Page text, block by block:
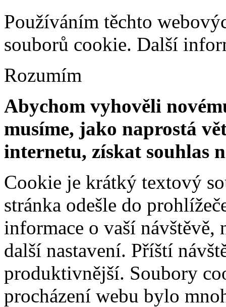
Používáním těchto
souborů cookie. Další
Rozumím
Abychom vyhověli
musíme, jako naprostá
internetu, získat souhlas
Cookie je krátký textový
stránka odešle do
informace o vaší
další nastavení. Příští
produktivnější. Soubory
procházení webu bylo